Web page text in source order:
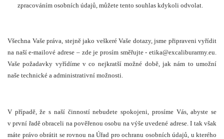
zpracováním osobních údajů, můžete tento souhlas kdykoli odvolat.
Všechna Vaše práva, stejně jako veškeré Vaše dotazy, jsme připraveni vyřídit
na naší e-mailové adrese – zde je prosím směřujte - etika@excaliburarmy.eu.
Vaše požadavky vyřídíme v co nejkratší možné době, jak nám to umožní
naše technické a administrativní možnosti.
V případě, že s naší činností nebudete spokojeni, prosíme Vás, abyste se
v první řadě obraceli na pověřenou osobu na výše uvedené adrese. I tak však
máte právo obrátit se rovnou na Úřad pro ochranu osobních údajů, u kterého